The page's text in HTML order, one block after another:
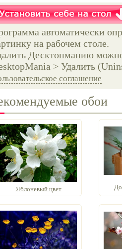
автоматически
на рабочем столе.
Десктопманию
> Удалить
соглашение
обои
Яблоневый цвет